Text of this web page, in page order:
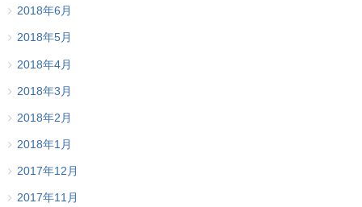
2018年6月
2018年5月
2018年4月
2018年3月
2018年2月
2018年1月
2017年12月
2017年11月